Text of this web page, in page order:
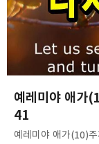
예레미야 애가
41
예레미야 애가(10)